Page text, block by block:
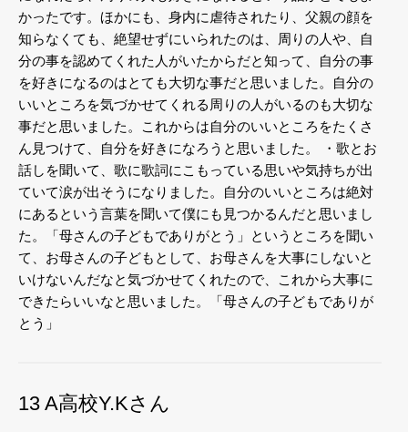
かったです。ほかにも、身内に虐待されたり、父親の顔を
知らなくても、絶望せずにいられたのは、周りの人や、自
分の事を認めてくれた人がいたからだと知って、自分の事
を好きになるのはとても大切な事だと思いました。自分の
いいところを気づかせてくれる周りの人がいるのも大切な
事だと思いました。これからは自分のいいところをたくさ
ん見つけて、自分を好きになろうと思いました。
・歌とお
話しを聞いて、歌に歌詞にこもっている思いや気持ちが出
ていて涙が出そうになりました。自分のいいところは絶対
にあるという言葉を聞いて僕にも見つかるんだと思いまし
た。「母さんの子どもでありがとう」というところを聞い
て、お母さんの子どもとして、お母さんを大事にしないと
いけないんだなと気づかせてくれたので、これから大事に
できたらいいなと思いました。「母さんの子どもでありが
とう」
13 A高校Y.Kさん